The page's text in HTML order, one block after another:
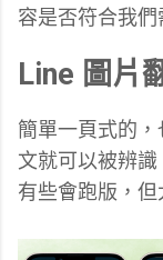
容是否符合我們
Line 圖片
簡單一頁式的
文就可以被辨
有些會跑版，